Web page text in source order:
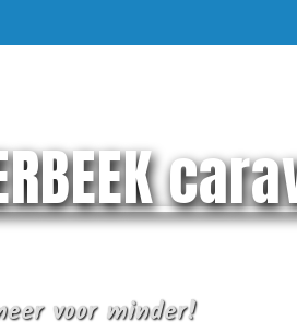
voor minder!